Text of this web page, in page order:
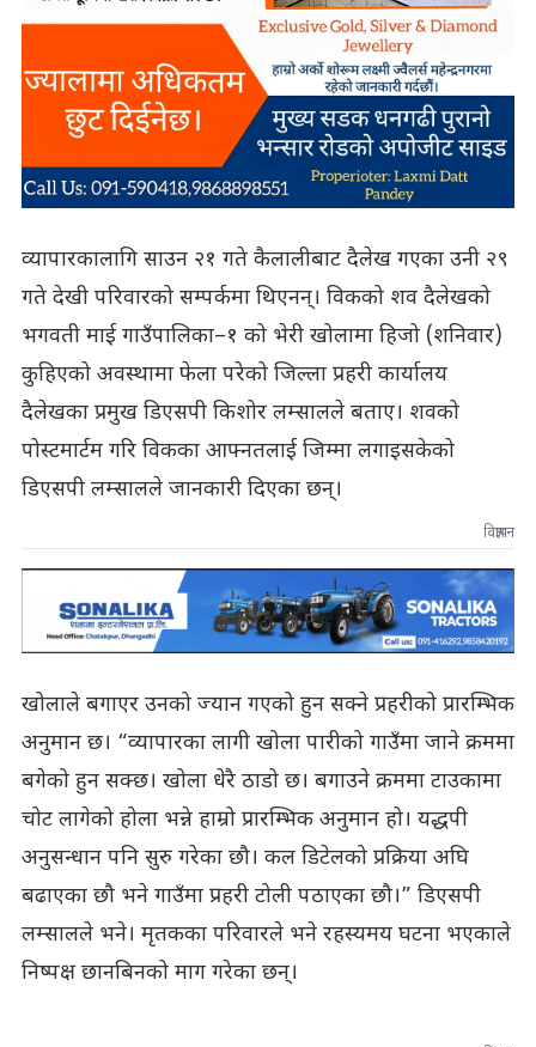
व्यापारकालागि साउन २१ गते कैलालीबाट दैलेख गएका उनी २९
गते देखी परिवारको सम्पर्कमा थिएनन्। विकको शव दैलेखको
भगवती माई गाउँपालिका–१ को भेरी खोलामा हिजो (शनिवार)
कुहिएको अवस्थामा फेला परेको जिल्ला प्रहरी कार्यालय
दैलेखका प्रमुख डिएसपी किशोर लम्सालले बताए। शवको
पोस्टमार्टम गरि विकका आफ्नतलाई जिम्मा लगाइसकेको
डिएसपी लम्सालले जानकारी दिएका छन्।
विज्ञापन
खोलाले बगाएर उनको ज्यान गएको हुन सक्ने प्रहरीको प्रारम्भिक
अनुमान छ। “व्यापारका लागी खोला पारीको गाउँमा जाने क्रममा
बगेको हुन सक्छ। खोला धेरै ठाडो छ। बगाउने क्रममा टाउकामा
चोट लागेको होला भन्ने हाम्रो प्रारम्भिक अनुमान हो। यद्धपी
अनुसन्धान पनि सुरु गरेका छौ। कल डिटेलको प्रक्रिया अघि
बढाएका छौ भने गाउँमा प्रहरी टोली पठाएका छौ।” डिएसपी
लम्सालले भने। मृतकका परिवारले भने रहस्यमय घटना भएकाले
निष्पक्ष छानबिनको माग गरेका छन्।